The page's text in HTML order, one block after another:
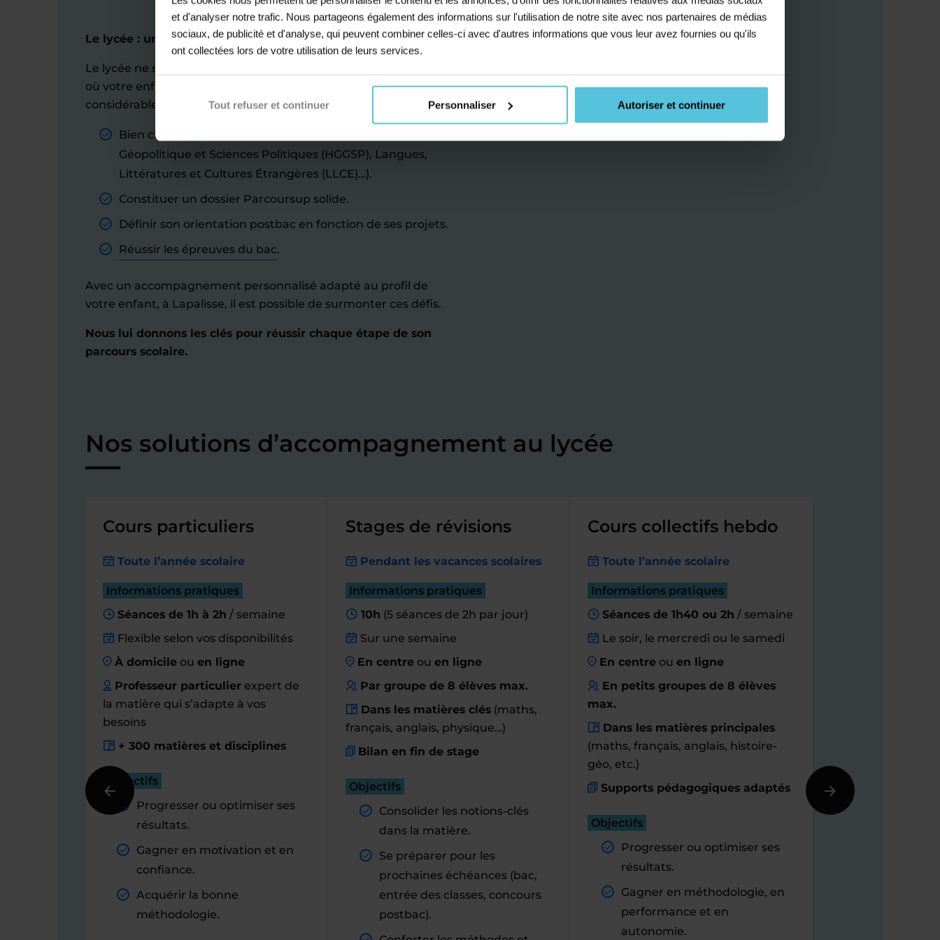
et d'analyser notre trafic. Nous partageons également des informations sur l'utilisation de notre site avec nos partenaires de médias
sociaux, de publicité et d'analyse, qui peuvent combiner celles-ci avec d'autres informations que vous leur avez fournies ou qu'ils
ont collectées lors de votre utilisation de leurs services.
Tout refuser et continuer Personnaliser Autoriser et continuer
Le lycée : une période clé pour se dépasser.
Le lycée ne se résume pas à une étape scolaire, c’est la période
où votre enfant construit son futur. Les enjeux sont
considérables :
Bien choisir ses spécialités (Histoire-Géographie,
Géopolitique et Sciences Politiques (HGGSP), Langues,
Littératures et Cultures Étrangères (LLCE)…).
Constituer un dossier Parcoursup solide.
Définir son orientation postbac en fonction de ses projets.
Réussir les épreuves du bac.
Avec un accompagnement personnalisé adapté au profil de
votre enfant, à Lapalisse, il est possible de surmonter ces défis.
Nous lui donnons les clés pour réussir chaque étape de son
parcours scolaire.
Nos solutions d’accompagnement au lycée
Cours particuliers
Toute l’année scolaire
Informations pratiques
Séances de 1h à 2h / semaine
Flexible selon vos disponibilités
À domicileou en ligne
Professeur particulier expert de
la matière qui s’adapte à vos
besoins
+ 300 matières et disciplines
Objectifs
Progresser ou optimiser ses
résultats.
Gagner en motivation et en
confiance.
Acquérir la bonne
méthodologie.
Stages de révisions
Pendant les vacances scolaires
Informations pratiques
10h (5 séances de 2h par jour)
Sur une semaine
En centreou en ligne
Par groupe de 8 élèves max.
Dans les matières clés(maths,
français, anglais, physique…)
Bilan en fin de stage
Objectifs
Consolider les notions-clés
dans la matière.
Se préparer pour les
prochaines échéances (bac,
entrée des classes, concours
postbac).
Cours collectifs hebdo
Toute l’année scolaire
Informations pratiques
Séances de 1h40 ou 2h / semaine
Le soir, le mercredi ou le samedi
En centre ouen ligne
En petits groupes de 8 élèves
max.
Dans les matières principales
(maths, français, anglais, histoire-
géo, etc.)
Supports pédagogiques adaptés
Objectifs
Progresser ou optimiser ses
résultats.
Gagner en méthodologie, en
performance et en
autonomie.